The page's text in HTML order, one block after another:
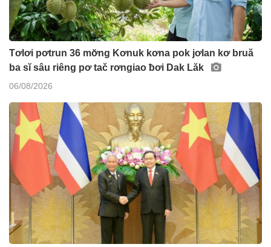
Tơlơi pơtrun 36 mơ̆ng Kơnuk kơna pok jơlan kơ bruă
ba sĭ sâu riêng pơ tač rơngiao ƀơi Dak Lăk
06/08/2026